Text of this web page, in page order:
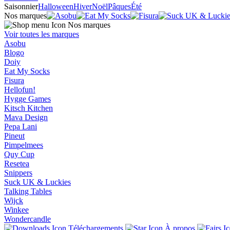
SaisonnierHalloweenHiverNoëlPâquesÉté
Nos marques
Nos marques
Voir toutes les marques
Asobu
Blogo
Doiy
Eat My Socks
Fisura
Hellofun!
Hygge Games
Kitsch Kitchen
Mava Design
Pepa Lani
Pineut
Pimpelmees
Quy Cup
Resetea
Snippers
Suck UK & Luckies
Talking Tables
Wijck
Winkee
Wondercandle